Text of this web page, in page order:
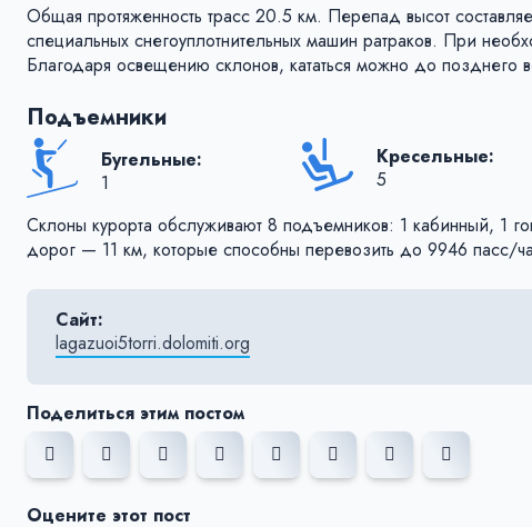
Общая протяженность трасс 20.5 км. Перепад высот
специальных снегоуплотнительных машин ратраков. При
Благодаря освещению склонов, кататься можно до позднего
Подъемники
Бугельные:
1
Кресельные:
5
Склоны курорта обслуживают 8 подъемников: 1 кабинный, 1
дорог — 11 км, которые способны перевозить до 9946 пасс/
Сайт:
lagazuoi5torri.dolomiti.org
Поделиться этим постом
Оцените этот пост